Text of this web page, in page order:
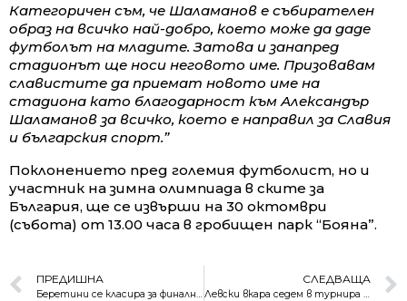
Категоричен съм, че Шаламанов е събирателен
образ на всичко най-добро, което може да даде
футболът на младите. Затова и занапред
стадионът ще носи неговото име. Призовавам
славистите да приемат новото име на
стадиона като благодарност към Александър
Шаламанов за всичко, което е направил за Славия
и българския спорт.”
Поклонението пред големия футболист, но и
участник на зимна олимпиада в ските за
България, ще се извърши на 30 октомври
(събота) от 13.00 часа в гробищен парк “Бояна”.
ПРЕДИШНА
Беретини се класира за финалния турнир в Лондон
СЛЕДВАЩА
Левски вкара седем в турнира за Купата на България